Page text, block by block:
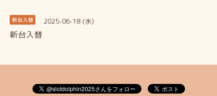
新台入替 2025-06-18 (水)
新台入替